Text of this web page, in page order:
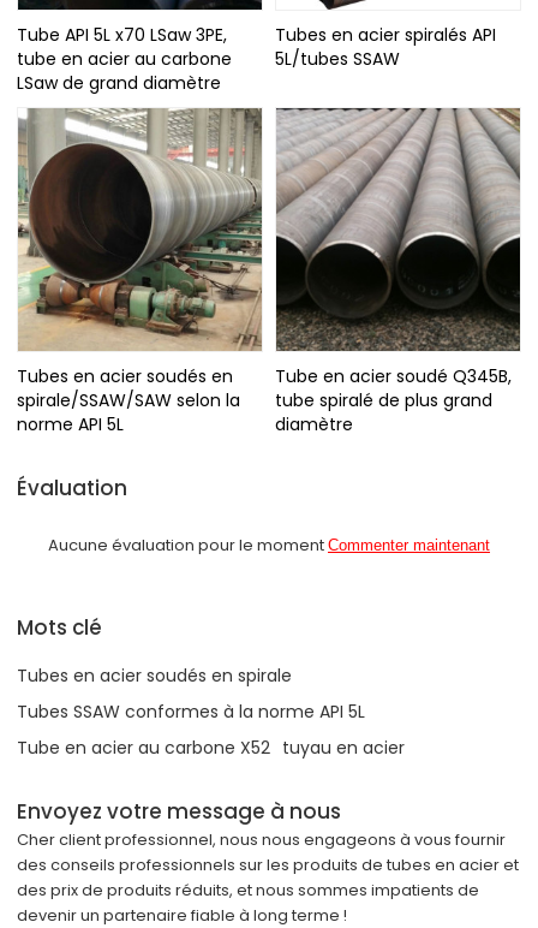
Tube API 5L x70 LSaw 3PE,
tube en acier au carbone
LSaw de grand diamètre
Tubes en acier spiralés API
5L/tubes SSAW
Tubes en acier soudés en
spirale/SSAW/SAW selon la
norme API 5L
Tube en acier soudé Q345B,
tube spiralé de plus grand
diamètre
Évaluation
Aucune évaluation pour le moment Commenter maintenant
Mots clé
Tubes en acier soudés en spirale
Tubes SSAW conformes à la norme API 5L
Tube en acier au carbone X52 tuyau en acier
Envoyez votre message à nous
Cher client professionnel, nous nous engageons à vous fournir
des conseils professionnels sur les produits de tubes en acier et
des prix de produits réduits, et nous sommes impatients de
devenir un partenaire fiable à long terme !